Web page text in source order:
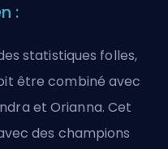
:
statistiques folles,
être combiné avec
et Orianna. Cet
des champions